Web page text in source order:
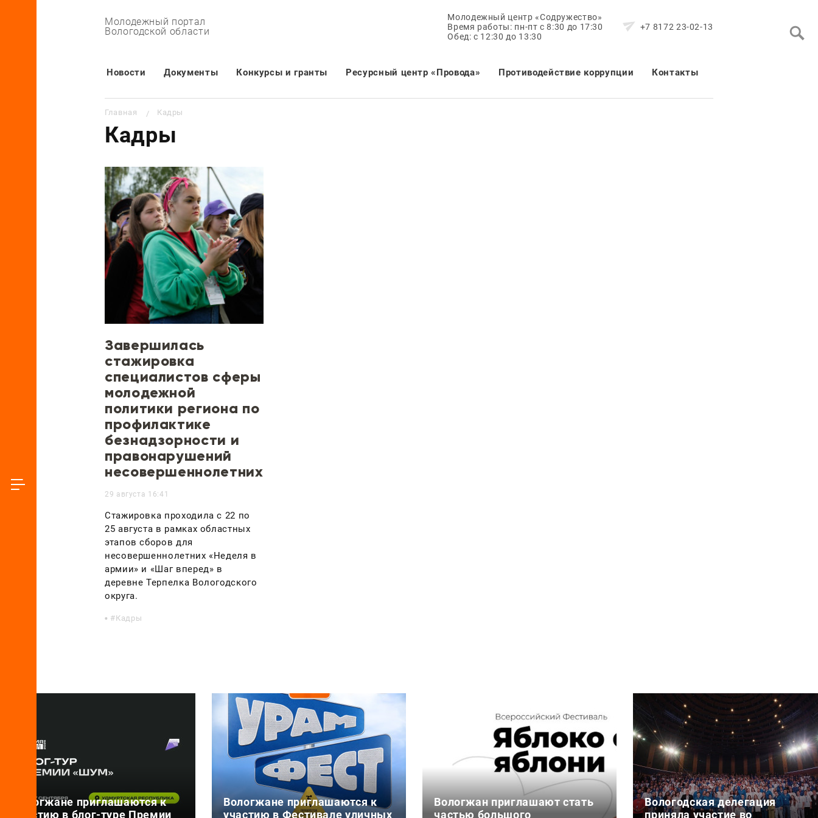
Молодежный портал
Вологодской области
Молодежный центр «Содружество»
Время работы: пн-пт с 8:30 до 17:30
Обед: с 12:30 до 13:30
+7 8172 23-02-13
Основная навигация
Новости Документы Конкурсы и гранты Ресурсный центр «Провода» Противодействие коррупции Контакты
Строка навигации
Главная Кадры
Кадры
Завершилась
стажировка
специалистов сферы
молодежной
политики региона по
профилактике
безнадзорности и
правонарушений
несовершеннолетних
29 августа 16:41
Стажировка проходила с 22 по
25 августа в рамках областных
этапов сборов для
несовершеннолетних «Неделя в
армии» и «Шаг вперед» в
деревне Терпелка Вологодского
округа.
Кадры
Вологжане приглашаются к
участию в блог-туре Премии
Вологжане приглашаются к
участию в Фестивале уличных
Вологжан приглашают стать
частью большого
Вологодская делегация
приняла участие во